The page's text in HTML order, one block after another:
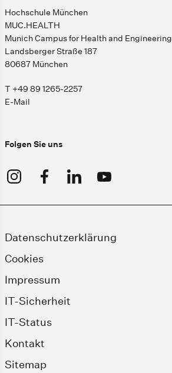
Hochschule München
MUC.HEALTH
Munich Campus for Health and Engineering
Landsberger Straße 187
80687 München
T +49 89 1265-2257
E-Mail
Folgen Sie uns
Datenschutzerklärung
Cookies
Impressum
IT-Sicherheit
IT-Status
Kontakt
Sitemap